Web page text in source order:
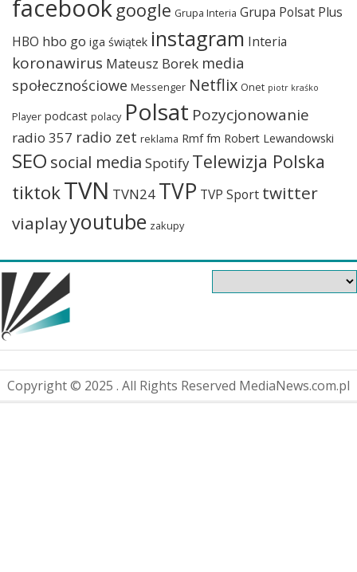
facebook google Grupa Interia Grupa Polsat Plus
HBO hbo go iga świątek instagram Interia
koronawirus Mateusz Borek media
społecznościowe Messenger Netflix Onet piotr kraśko
Player podcast polacy Polsat Pozycjonowanie
radio 357 radio zet reklama Rmf fm Robert Lewandowski
SEO social media Spotify Telewizja Polska
tiktokTVN TVN24 TVP TVP Sport twitter
viaplayyoutube zakupy
Copyright © 2025 . All Rights Reserved MediaNews.com.pl